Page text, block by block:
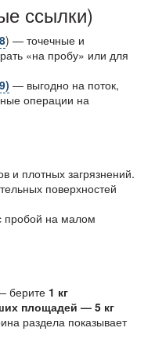
ссылки)
) — точечные и
«на пробу» или для
— выгодно на поток,
операции на
и плотных загрязнений.
поверхностей
пробой на малом
берите 1 кг
площадей — 5 кг
раздела показывает